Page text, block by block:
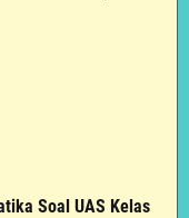
Soal UAS Kelas